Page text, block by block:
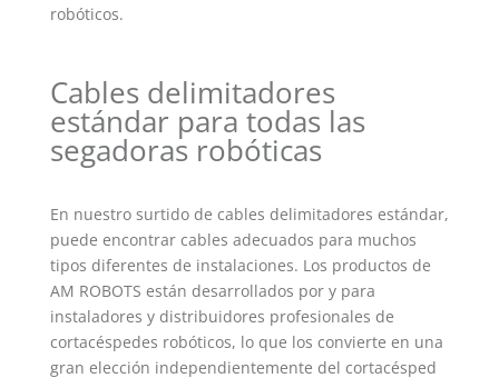
robóticos.
Cables delimitadores
estándar para todas las
segadoras robóticas
En nuestro surtido de cables delimitadores estándar,
puede encontrar cables adecuados para muchos
tipos diferentes de instalaciones. Los productos de
AM ROBOTS están desarrollados por y para
instaladores y distribuidores profesionales de
cortacéspedes robóticos, lo que los convierte en una
gran elección independientemente del cortacésped